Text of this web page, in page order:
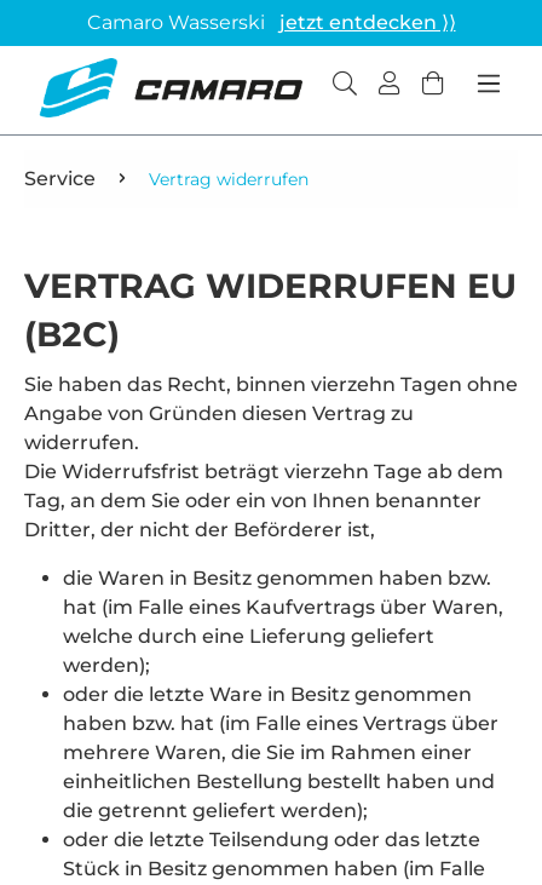
Camaro Wasserski jetzt entdecken ⟩⟩
Service Vertrag widerrufen
VERTRAG WIDERRUFEN EU
(B2C)
Sie haben das Recht, binnen vierzehn Tagen ohne
Angabe von Gründen diesen Vertrag zu
widerrufen.
Die Widerrufsfrist beträgt vierzehn Tage ab dem
Tag, an dem Sie oder ein von Ihnen benannter
Dritter, der nicht der Beförderer ist,
die Waren in Besitz genommen haben bzw.
hat (im Falle eines Kaufvertrags über Waren,
welche durch eine Lieferung geliefert
werden);
oder die letzte Ware in Besitz genommen
haben bzw. hat (im Falle eines Vertrags über
mehrere Waren, die Sie im Rahmen einer
einheitlichen Bestellung bestellt haben und
die getrennt geliefert werden);
oder die letzte Teilsendung oder das letzte
Stück in Besitz genommen haben (im Falle